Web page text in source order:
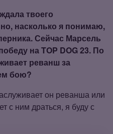
твоего
насколько я понимаю,
Сейчас Марсель
на TOP DOG 23. По
реванш за
бою?
он реванша или
с ним драться, я буду с